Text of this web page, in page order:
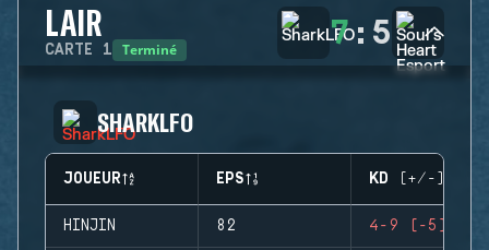
LAIR
CARTE 1 Terminé 7: 5
SHARKLFO
JOUEUR EPS KD (+/-)
HINJIN 82 4-9 (-5)